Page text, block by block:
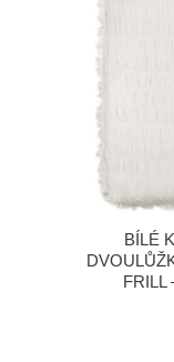
BÍLÉ
FRILL